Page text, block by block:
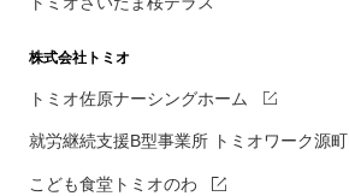
株式会社トミオ
トミオ佐原ナーシングホーム
就労継続支援B型事業所 トミオワーク源町
こども食堂トミオのわ